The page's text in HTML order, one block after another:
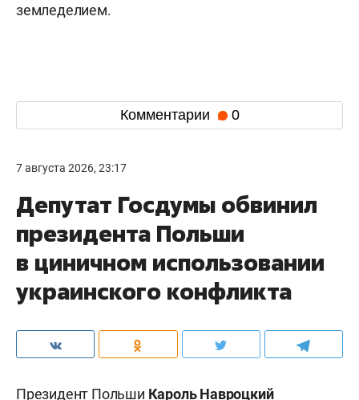
земледелием.
Комментарии 0
7 августа 2026, 23:17
Депутат Госдумы обвинил
президента Польши
в циничном использовании
украинского конфликта
Президент Польши Кароль Навроцкий